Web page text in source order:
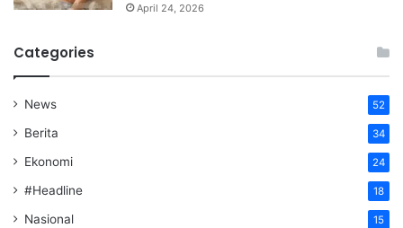
April 24, 2026
Categories
News 52
Berita 34
Ekonomi 24
#Headline 18
Nasional 15